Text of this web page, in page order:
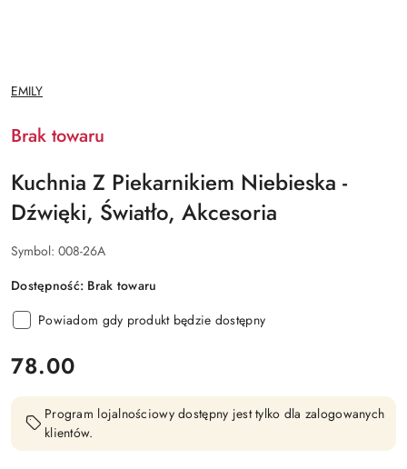
NAZWA
PRODUCENTA:
EMILY
Brak towaru
Kuchnia Z Piekarnikiem Niebieska -
Dźwięki, Światło, Akcesoria
Symbol: 008-26A
Dostępność: Brak towaru
Powiadom gdy produkt będzie dostępny
cena:
78.00
Program lojalnościowy dostępny jest tylko dla zalogowanych
klientów.